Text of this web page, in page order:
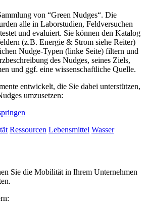
von “Green Nudges“. Die
alle in Laborstudien, Feldversuchen
und evaluiert. Sie können den Katalog
(z.B. Energie & Strom siehe Reiter)
Nudge-Typen (linke Seite) filtern und
des Nudges, seines Ziels,
und ggf. eine wissenschaftliche Quelle.
entwickelt, die Sie dabei unterstützen,
umzusetzen:
Ressourcen Lebensmittel Wasser
Sie die Mobilität in Ihrem Unternehmen